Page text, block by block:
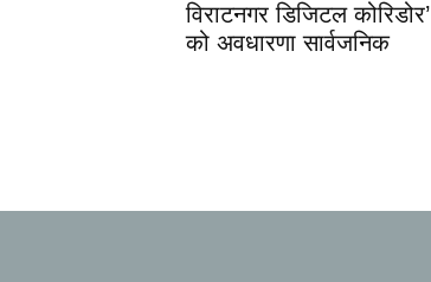
विराटनगर डिजिटल कोरिडोर’
को अवधारणा सार्वजनिक